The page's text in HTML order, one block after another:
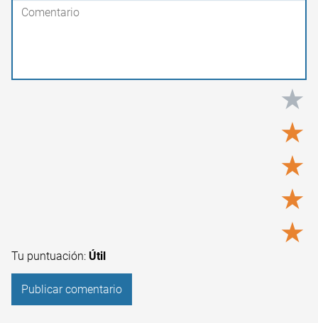
★
★
★
★
★
Tu puntuación: Útil